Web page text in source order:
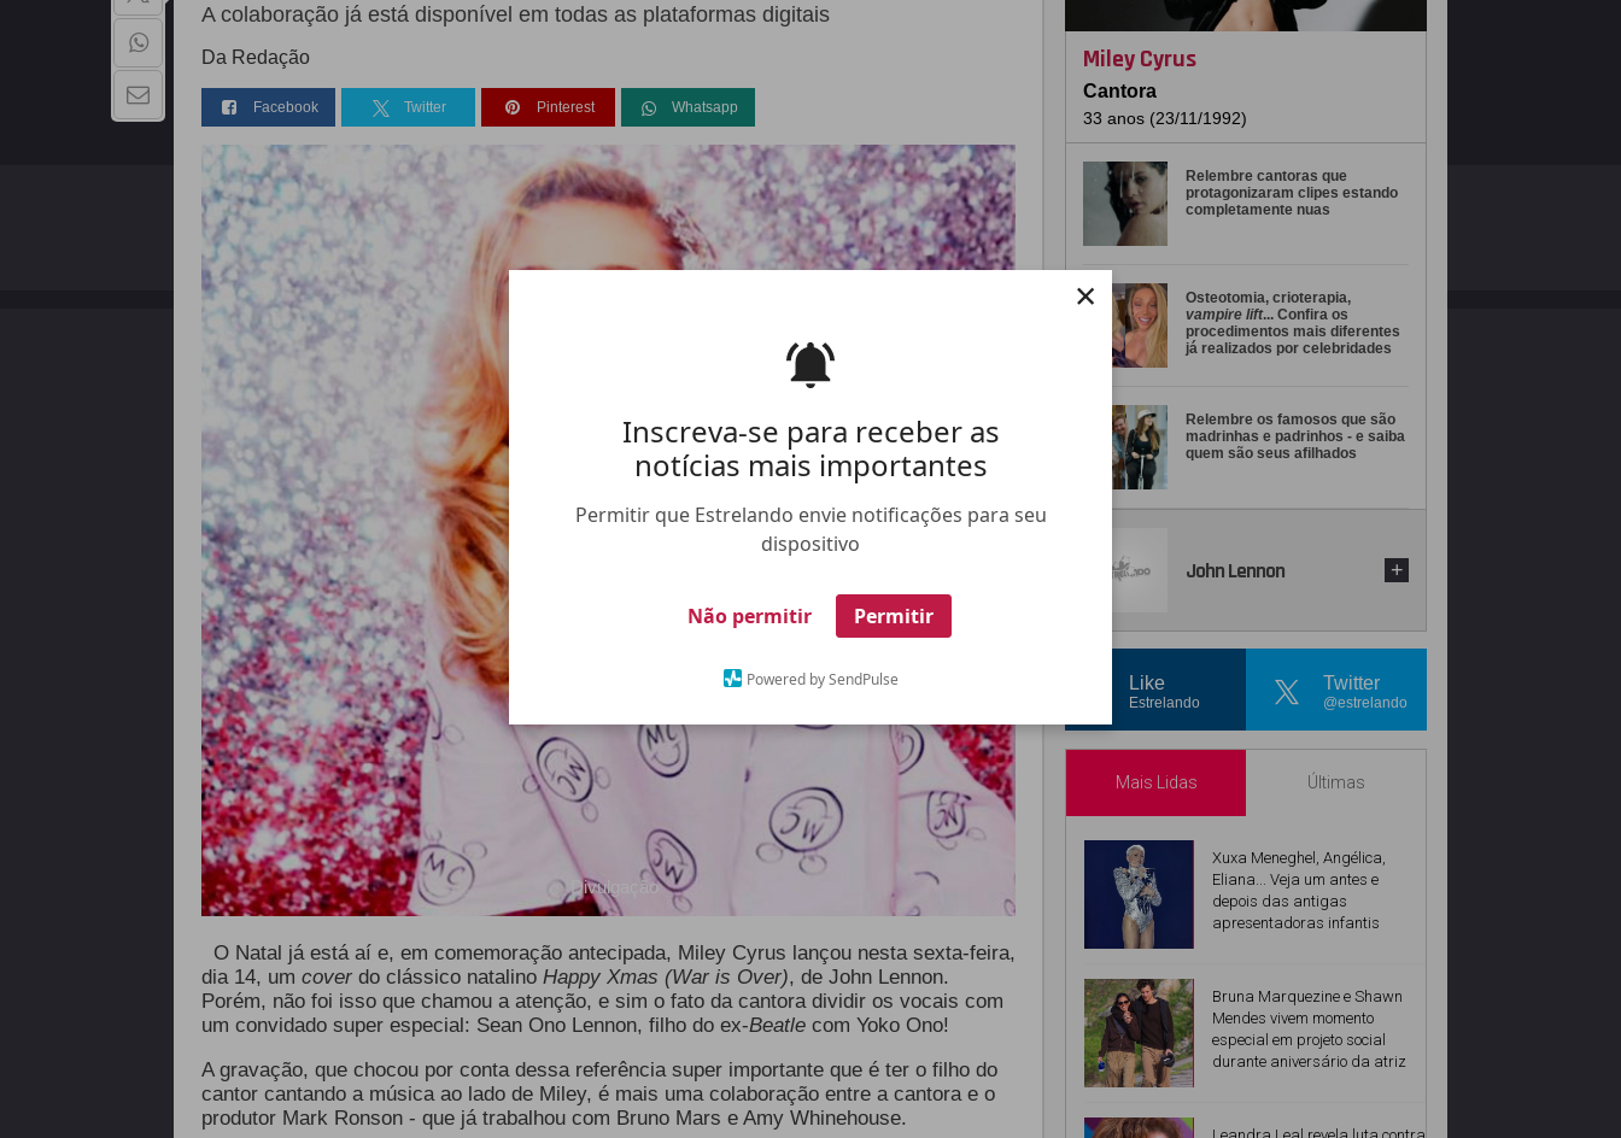
Inscreva-se para receber as
notícias mais importantes
Permitir que Estrelando envie notificações para seu
dispositivo
Não permitir Permitir
Powered by SendPulse
×
A colaboração já está disponível em todas as plataformas digitais
Da Redação
Facebook Twitter Pinterest Whatsapp
Divulgação
O Natal já está aí e, em comemoração antecipada, Miley Cyrus lançou nesta sexta-feira,
dia 14, um cover do clássico natalino Happy Xmas (War is Over), de John Lennon.
Porém, não foi isso que chamou a atenção, e sim o fato da cantora dividir os vocais com
um convidado super especial: Sean Ono Lennon, filho do ex-Beatle com Yoko Ono!
A gravação, que chocou por conta dessa referência super importante que é ter o filho do
cantor cantando a música ao lado de Miley, é mais uma colaboração entre a cantora e o
produtor Mark Ronson - que já trabalhou com Bruno Mars e Amy Whinehouse.
Miley Cyrus
Cantora
33 anos (23/11/1992)
Relembre cantoras que
protagonizaram clipes estando
completamente nuas
Osteotomia, crioterapia,
vampire lift... Confira os
procedimentos mais diferentes
já realizados por celebridades
Relembre os famosos que são
madrinhas e padrinhos - e saiba
quem são seus afilhados
John Lennon +
Like
Estrelando
Twitter
@estrelando
Mais Lidas Últimas
Xuxa Meneghel, Angélica,
Eliana... Veja um antes e
depois das antigas
apresentadoras infantis
Bruna Marquezine e Shawn
Mendes vivem momento
especial em projeto social
durante aniversário da atriz
QUEM SOMOS FALE CONOSCO ANUNCIE NO ESTRELANDO TRABALHE NO ESTRELANDO POLÍTICA DE PRIVACIDADE
Copyright - 2026 | Todos os direitos reservados